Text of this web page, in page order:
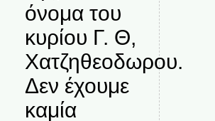
όνομα του
κυρίου Γ. Θ,
Χατζηθεοδωρου.
Δεν έχουμε
καμία